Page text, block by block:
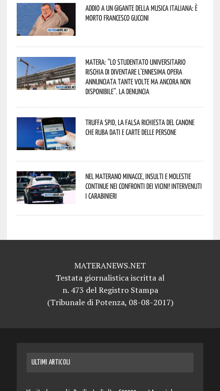
Addio a un gigante della musica italiana: è
morto Francesco Guccini
Matera: “Lo studentato universitario
rischia di diventare l’ennesima opera
annunciata tante volte ma ancora non
disponibile”. La denuncia
Truffa Spid, la falsa richiesta del canone
che ruba dati e carte delle persone
Nel materano minacce, insulti e molestie
continue nei confronti dei vicini! Intervenuti
i Carabinieri
MATERANEWS.NET
Testata giornalistica iscritta al
n. 473 del Registro Stampa
(Tribunale di Potenza, 08-08-2017)
ULTIMI ARTICOLI